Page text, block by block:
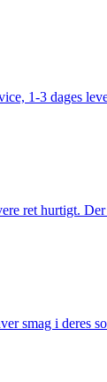
1-3 dages
ret hurtigt.
smag i deres